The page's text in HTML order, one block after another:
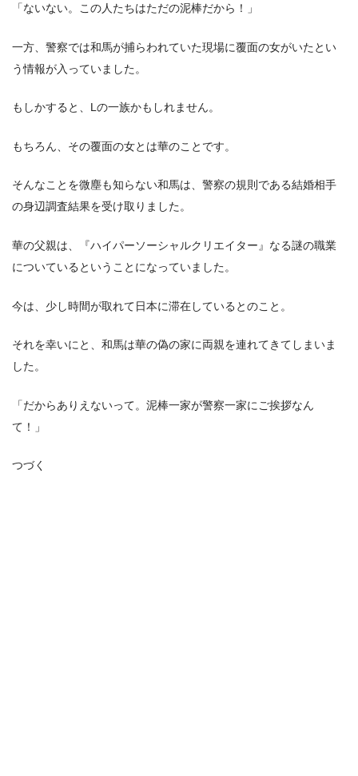
「ないない。この人たちはただの泥棒だから！」
一方、警察では和馬が捕らわれていた現場に覆面の女がいたとい
う情報が入っていました。
もしかすると、Lの一族かもしれません。
もちろん、その覆面の女とは華のことです。
そんなことを微塵も知らない和馬は、警察の規則である結婚相手
の身辺調査結果を受け取りました。
華の父親は、『ハイパーソーシャルクリエイター』なる謎の職業
についているということになっていました。
今は、少し時間が取れて日本に滞在しているとのこと。
それを幸いにと、和馬は華の偽の家に両親を連れてきてしまいま
した。
「だからありえないって。泥棒一家が警察一家にご挨拶なん
て！」
つづく